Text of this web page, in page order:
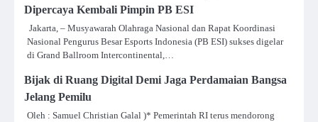
Dipercaya Kembali Pimpin PB ESI
Jakarta, – Musyawarah Olahraga Nasional dan Rapat Koordinasi
Nasional Pengurus Besar Esports Indonesia (PB ESI) sukses digelar
di Grand Ballroom Intercontinental,…
Bijak di Ruang Digital Demi Jaga Perdamaian Bangsa
Jelang Pemilu
Oleh : Samuel Christian Galal )* Pemerintah RI terus mendorong